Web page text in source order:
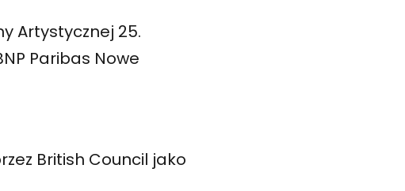
Artystycznej 25.
Paribas Nowe
British Council jako